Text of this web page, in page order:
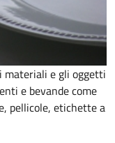
materiali e gli oggetti
e bevande come
pellicole, etichette a